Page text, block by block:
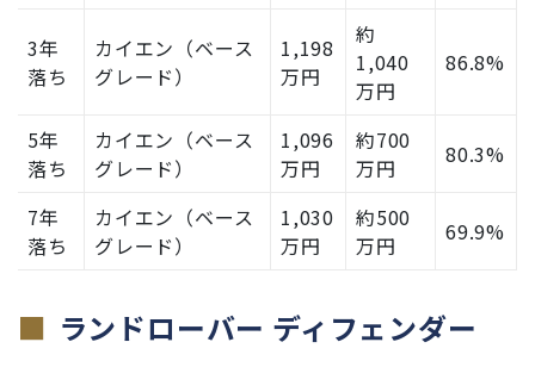
3年
落ち
カイエン（ベース
グレード）
1,198
万円
約
1,040
万円
86.8%
5年
落ち
カイエン（ベース
グレード）
1,096
万円
約700
万円
80.3%
7年
落ち
カイエン（ベース
グレード）
1,030
万円
約500
万円
69.9%
ランドローバー ディフェンダー